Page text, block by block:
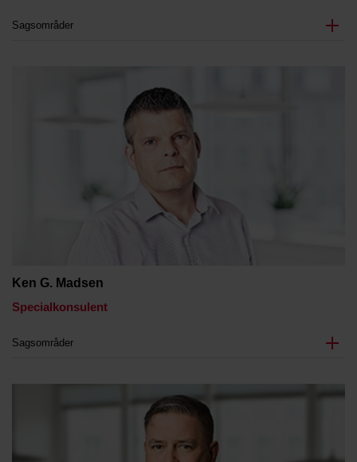
Sagsområder
Ken G. Madsen
Specialkonsulent
Sagsområder